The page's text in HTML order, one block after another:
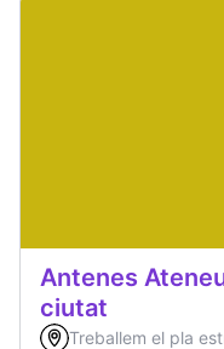
Antenes
ciutat
Treballem el pla